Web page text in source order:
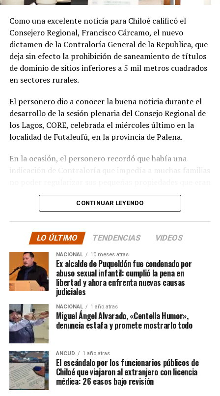
Soto Díaz también destacó su continuo apoyo a la
comunidad:«En paralelo, he estado acompañando a
la comunidad en lo que fue su presentación al
concejo municipal, donde ya evaluamos aportar a
este sueño con la futura compra de un terreno que
permita el crecimiento de la escuela y así poder
albergar la enseñanza media que todos anhelamos.»
«Es un orgullo aportar al sueño educativo de esta
comunidad. Desde su equipo profesional han hecho
invaluables aportes a nuestra identidad. Son un
grupo fantástico, con grandes liderazgos que hoy son
nuestro país,»concluyó.
expansión de la educación en la península de Rilán,
atendiendo a las necesidades y aspiraciones de la
Como una excelente noticia para Chiloé calificó el
Consejero Regional, Francisco Cárcamo, el nuevo
dictamen de la Contraloría General de la Republica, que
deja sin efecto la prohibición de saneamiento de títulos
de dominio de sitios inferiores a 5 mil metros cuadrados
en sectores rurales.
El personero dio a conocer la buena noticia durante el
desarrollo de la sesión plenaria del Consejo Regional de
los Lagos, CORE, celebrada el miércoles último en la
localidad de Futaleufú, en la provincia de Palena.
En la ocasión, el personero recordó que había una
indicación de Contraloría que impedía a muchas familias
inferiores a 5 mil metros cuadrados, pero fue el mismo
organismo contralor que dispuso de otro dictamen la
anterior.
“En su minuto, lamentablemente hubo un dictamen
de Contraloría que prohibía los saneamientos de
sitios, sobre la Ley 2.695, y eso lo consideramos una
medida injusta por un caso particular que ocurrió en
Santiago y que estaba afectando a la gente de
nuestra provincia. Afortunadamente un nuevo
dictamen de Contraloría General de la República
deja sin efecto esa resolución y va a permitir
nuevamente que todas las carpetas de saneamiento
de títulos de dominios sobre la propiedad particular,
vuelvan a seguir su tramitación y puedan obtener su
título de dominio”,expresó el Consejero Cárcamo.
CONTINUAR LEYENDO
LO ÚLTIMO TENDENCIAS VIDEOS
NACIONAL 10 meses atras
Ex alcalde de Puqueldón fue condenado por
abuso sexual infantil: cumplió la pena en
libertad y ahora enfrenta nuevas causas
judiciales
NACIONAL 1 año atras
Miguel Ángel Alvarado, «Centella Humor»,
denuncia estafa y promete mostrarlo todo
ANCUD 1 año atras
El escándalo por los funcionarios públicos de
Chiloé que viajaron al extranjero con licencia
médica: 26 casos bajo revisión